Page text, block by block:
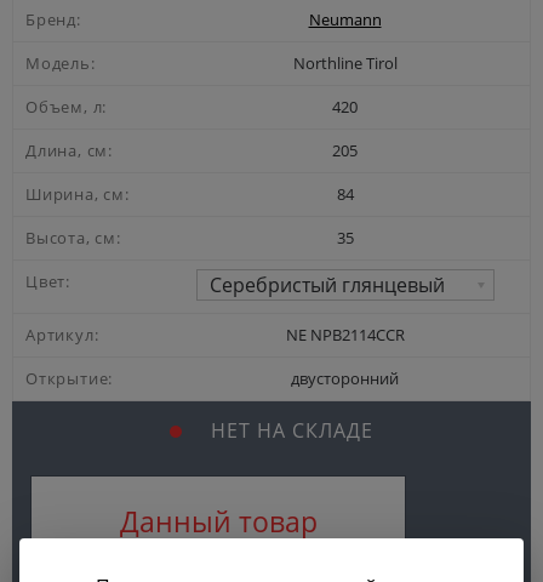
Бренд:
Neumann
Модель:
Northline Tirol
Объем, л:
420
Длина, см:
205
Ширина, см:
84
Высота, см:
35
Цвет:
Серебристый глянцевый
Артикул:
NE NPB2114CCR
Открытие:
двусторонний
НЕТ НА СКЛАДЕ
Данный товар